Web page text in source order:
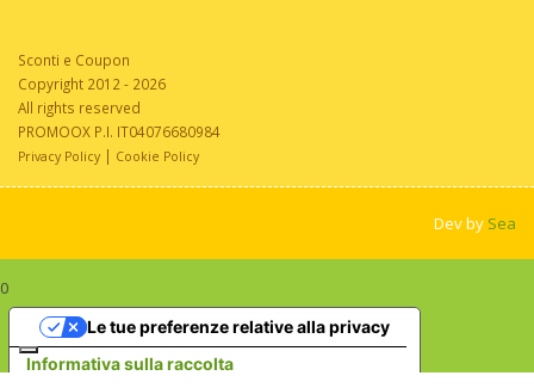
Sconti e Coupon
Copyright 2012 - 2026
All rights reserved
PROMOOX P.I. IT04076680984
Privacy Policy | Cookie Policy
Dev by Sea
0
Informativa sulla raccolta
Le tue preferenze relative alla privacy